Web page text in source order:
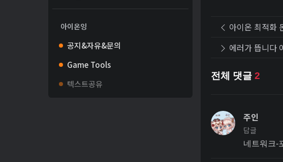
아이온잉
공지&자유&문의
Game Tools
텍스트공유
아이온 최적화
에러가 뜹니다
전체 댓글 2
주인
답글
네트워크-